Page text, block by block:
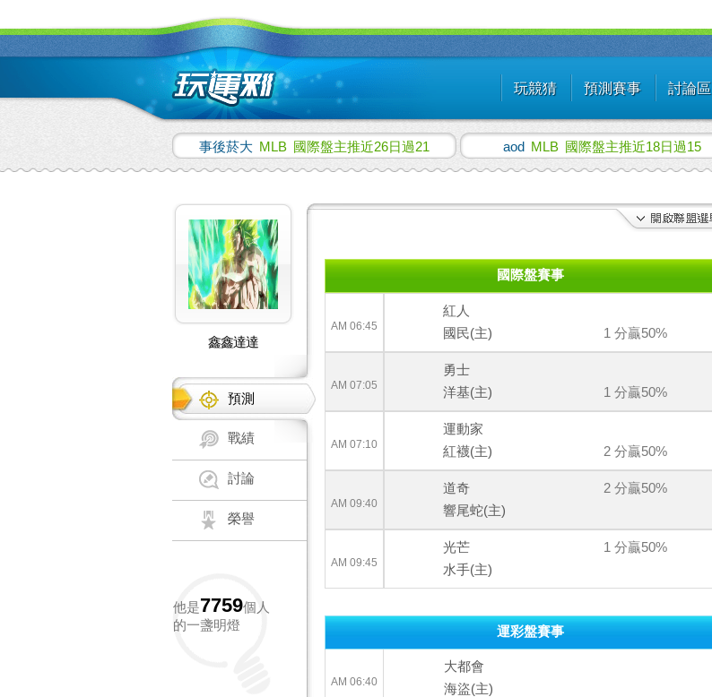
玩競猜 預測賽事 討論區
事後菸大 MLB 國際盤主推近26日過21 aod MLB 國際盤主推近18日過15
鑫鑫達達
預測
戰績
討論
榮譽
他是7759個人
的一盞明燈
國際盤賽事
AM 06:45
紅人
國民(主)
1 分贏50%
AM 07:05
勇士
洋基(主)
1 分贏50%
AM 07:10
運動家
紅襪(主)
2 分贏50%
AM 09:40
道奇
2 分贏50%
響尾蛇(主)
AM 09:45
光芒
1 分贏50%
水手(主)
運彩盤賽事
AM 06:40
大都會
海盜(主)